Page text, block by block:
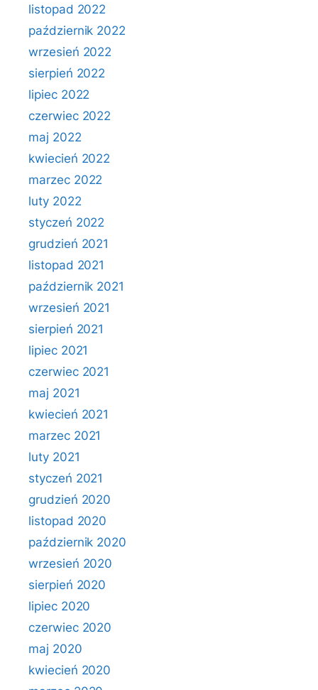
listopad 2022
październik 2022
wrzesień 2022
sierpień 2022
lipiec 2022
czerwiec 2022
maj 2022
kwiecień 2022
marzec 2022
luty 2022
styczeń 2022
grudzień 2021
listopad 2021
październik 2021
wrzesień 2021
sierpień 2021
lipiec 2021
czerwiec 2021
maj 2021
kwiecień 2021
marzec 2021
luty 2021
styczeń 2021
grudzień 2020
listopad 2020
październik 2020
wrzesień 2020
sierpień 2020
lipiec 2020
czerwiec 2020
maj 2020
kwiecień 2020